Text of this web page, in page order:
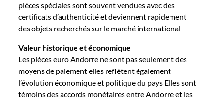
pièces spéciales sont souvent vendues avec des
certificats d’authenticité et deviennent rapidement
des objets recherchés sur le marché international
Valeur historique et économique
Les pièces euro Andorre ne sont pas seulement des
moyens de paiement elles reflètent également
l’évolution économique et politique du pays Elles sont
témoins des accords monétaires entre Andorre et les